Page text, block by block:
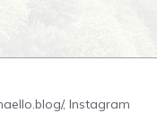
, Instagram